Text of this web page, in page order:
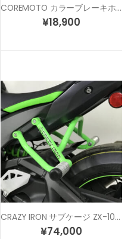
COREMOTO カラーブレーキホース ZX-10R (11-15) レース スペックモデル
¥18,900
CRAZY IRON サブケージ ZX-10R (11-20)
¥74,000